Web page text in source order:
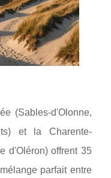
(Sables-d'Olonne,
et la Charente-
d'Oléron) offrent 35
parfait entre